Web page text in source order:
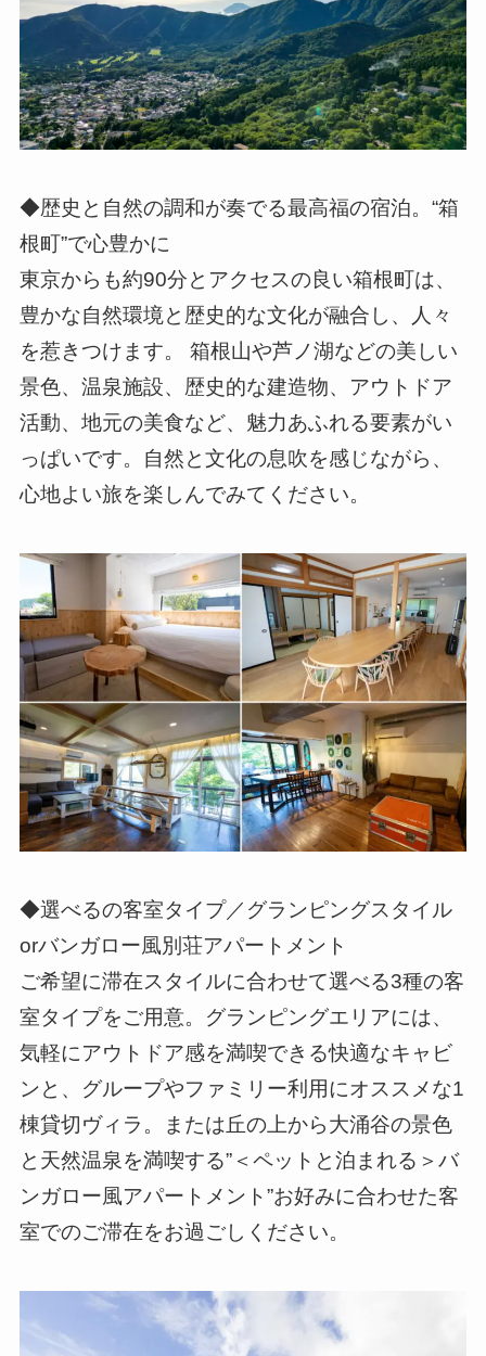
◆歴史と自然の調和が奏でる最高福の宿泊。“箱
根町”で心豊かに
東京からも約90分とアクセスの良い箱根町は、
豊かな自然環境と歴史的な文化が融合し、人々
を惹きつけます。 箱根山や芦ノ湖などの美しい
景色、温泉施設、歴史的な建造物、アウトドア
活動、地元の美食など、魅力あふれる要素がい
っぱいです。自然と文化の息吹を感じながら、
心地よい旅を楽しんでみてください。
◆選べるの客室タイプ／グランピングスタイル
orバンガロー風別荘アパートメント
ご希望に滞在スタイルに合わせて選べる3種の客
室タイプをご用意。グランピングエリアには、
気軽にアウトドア感を満喫できる快適なキャビ
ンと、グループやファミリー利用にオススメな1
棟貸切ヴィラ。または丘の上から大涌谷の景色
と天然温泉を満喫する”＜ペットと泊まれる＞バ
ンガロー風アパートメント”お好みに合わせた客
室でのご滞在をお過ごしください。